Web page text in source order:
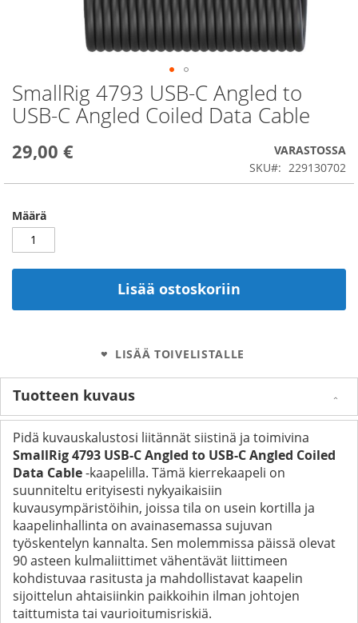
SmallRig 4793 USB-C Angled to
USB-C Angled Coiled Data Cable
29,00 €
VARASTOSSA
SKU
229130702
Määrä
Lisää ostoskoriin
LISÄÄ TOIVELISTALLE
Skip
to
the
of
Tuotteen kuvaus
Pidä kuvauskalustosi liitännät siistinä ja toimivina
SmallRig 4793 USB-C Angled to USB-C Angled Coiled
Data Cable-kaapelilla. Tämä kierrekaapeli on
suunniteltu erityisesti nykyaikaisiin
kuvausympäristöihin, joissa tila on usein kortilla ja
kaapelinhallinta on avainasemassa sujuvan
työskentelyn kannalta. Sen molemmissa päissä olevat
90 asteen kulmaliittimet vähentävät liittimeen
kohdistuvaa rasitusta ja mahdollistavat kaapelin
sijoittelun ahtaisiinkin paikkoihin ilman johtojen
taittumista tai vaurioitumisriskiä.